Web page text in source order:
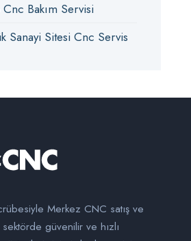
Bakım Servisi
Sanayi Sitesi Cnc Servis
Merkez CNC satış ve
güvenilir ve hızlı